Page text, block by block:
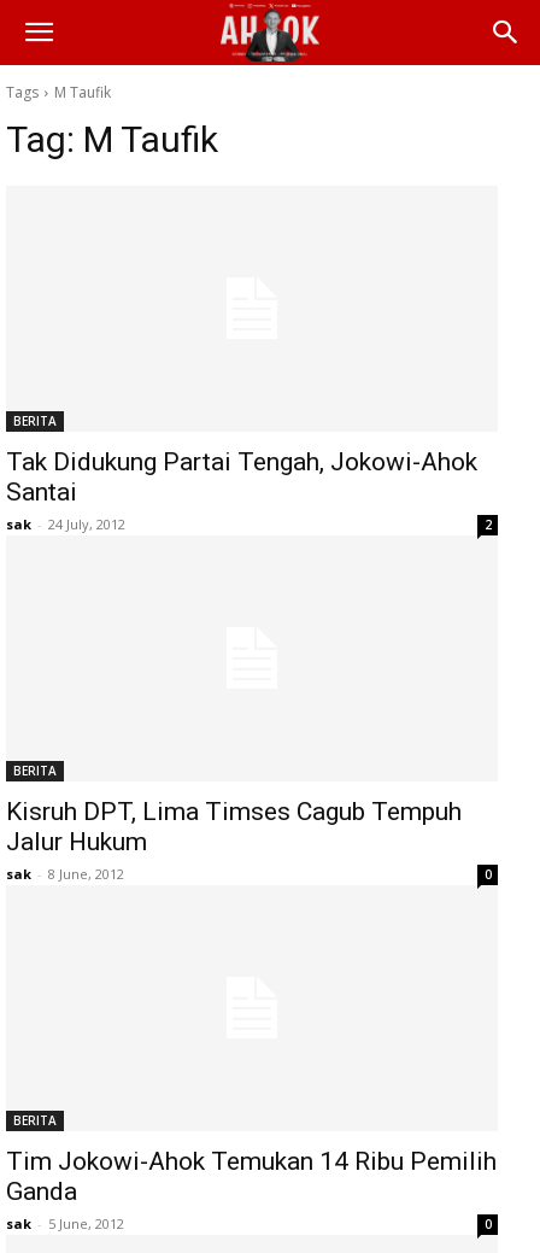
Tags M Taufik
Tag: M Taufik
BERITA
Tak Didukung Partai Tengah, Jokowi-Ahok
Santai
sak - 24 July, 2012 2
BERITA
Kisruh DPT, Lima Timses Cagub Tempuh
Jalur Hukum
sak - 8 June, 2012 0
BERITA
Tim Jokowi-Ahok Temukan 14 Ribu Pemilih
Ganda
sak - 5 June, 2012 0